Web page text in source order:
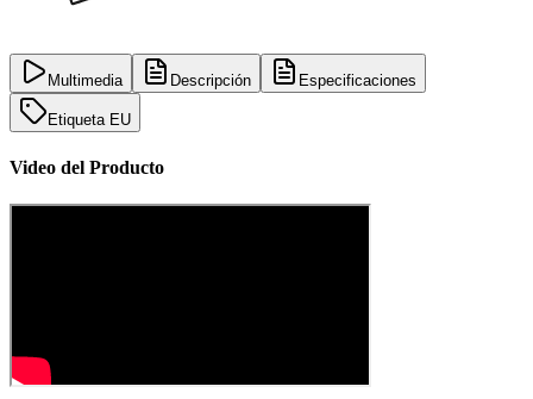
Multimedia Descripción Especificaciones
Etiqueta EU
Video del Producto